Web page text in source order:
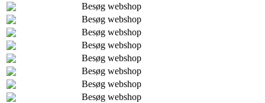
Besøg webshop
Besøg webshop
Besøg webshop
Besøg webshop
Besøg webshop
Besøg webshop
Besøg webshop
Besøg webshop